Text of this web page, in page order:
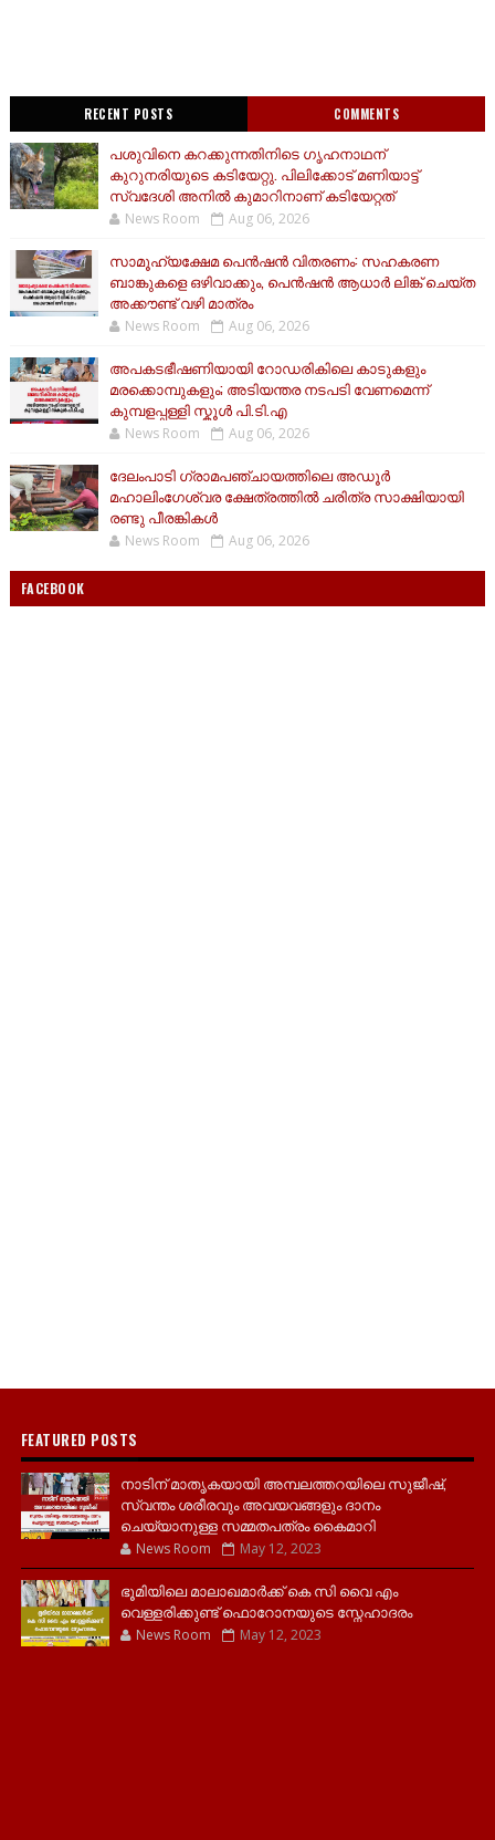
RECENT POSTS COMMENTS
പശുവിനെ കറക്കുന്നതിനിടെ ഗൃഹനാഥന്
കുറുനരിയുടെ കടിയേറ്റു. പിലിക്കോട് മണിയാട്ട്
സ്വദേശി അനിൽ കുമാറിനാണ് കടിയേറ്റത്
News Room Aug 06, 2026
സാമൂ​ഹ്യക്ഷേമ പെൻഷൻ വിതരണം: സഹകരണ
ബാങ്കുകളെ ഒഴിവാക്കും, പെൻഷൻ ആധാർ‌ ലിങ്ക് ചെയ്ത
അക്കൗണ്ട് വഴി മാത്രം
News Room Aug 06, 2026
അപകടഭീഷണിയായി റോഡരികിലെ കാടുകളും
മരക്കൊമ്പുകളും; അടിയന്തര നടപടി വേണമെന്ന്
കുമ്പളപ്പള്ളി സ്കൂൾ പി.ടി.എ
News Room Aug 06, 2026
ദേലംപാടി ഗ്രാമപഞ്ചായത്തിലെ അഡൂർ
മഹാലിംഗേശ്വര ക്ഷേത്രത്തിൽ ചരിത്ര സാക്ഷിയായി
രണ്ടു പീരങ്കികൾ
News Room Aug 06, 2026
FACEBOOK
FEATURED POSTS
നാടിന് മാതൃകയായി അമ്പലത്തറയിലെ സുജീഷ്,
സ്വന്തം ശരീരവും അവയവങ്ങളും ദാനം
ചെയ്യാനുള്ള സമ്മതപത്രം കൈമാറി
News Room May 12, 2023
ഭൂമിയിലെ മാലാഖമാർക്ക് കെ സി വൈ എം
വെള്ളരിക്കുണ്ട് ഫൊറോനയുടെ സ്നേഹാദരം
News Room May 12, 2023